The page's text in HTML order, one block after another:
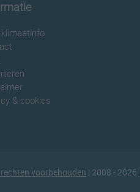
& cookies
rechten voorbehouden | 2008 - 2026